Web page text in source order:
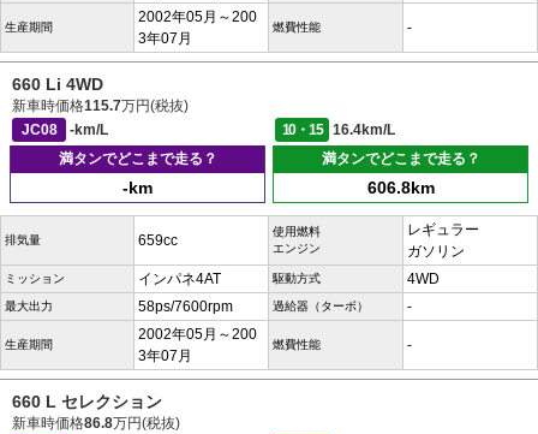
生産期間
2002年05月～200
3年07月
燃費性能 -
660 Li 4WD
新車時価格115.7万円(税抜)
JC08
-km/L 10・15
16.4km/L
満タンでどこまで走る？
-km
満タンでどこまで走る？
606.8km
排気量 659cc
使用燃料
エンジン
レギュラー
ガソリン
ミッション インパネ4AT 駆動方式 4WD
最大出力 58ps/7600rpm 過給器（ターボ） -
生産期間
2002年05月～200
3年07月
燃費性能 -
660 L セレクション
新車時価格86.8万円(税抜)